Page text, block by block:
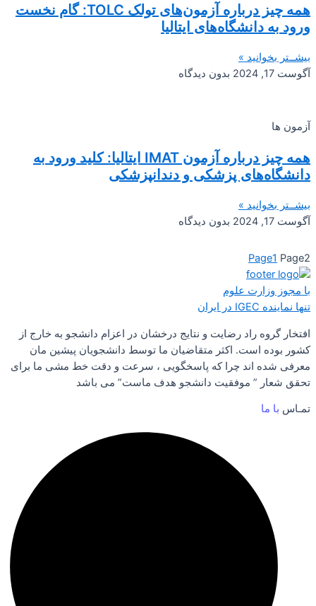
همه چیز درباره آزمون‌های تولک TOLC: گام نخست
ورود به دانشگاه‌های ایتالیا
بیشــتر بخوانید »
آگوست 17, 2024
بدون دیدگاه
آزمون ها
همه چیز درباره آزمون IMAT ایتالیا: کلید ورود به
دانشگاه‌های پزشکی و دندانپزشکی
بیشــتر بخوانید »
آگوست 17, 2024
بدون دیدگاه
Page1 Page2
با مجوز وزارت علوم
تنها نماینده IGEC در ایران
افتخار گروه راد رضایت و نتایج درخشان در اعزام دانشجو به خارج از
کشور بوده است. اکثر متقاضیان ما توسط دانشجویان پیشین مان
معرفی شده اند چرا که پاسخگویی ، سرعت و دقت خط مشی ما برای
تحقق شعار ” موفقیت دانشجو هدف ماست” می باشد
تمـاس با ما